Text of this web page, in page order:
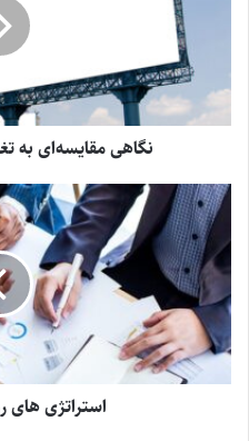
نگاهی مقایسه‌ای به
استراتژی